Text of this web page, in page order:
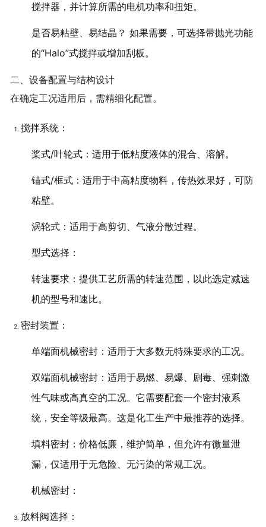
搅拌器，并计算所需的电机功率和扭矩。
是否易粘壁、易结晶？ 如果需要，可选择带抛光功能
的“Halo”式搅拌或增加刮板。
二、设备配置与结构设计
在确定工况适用后，需精细化配置。
搅拌系统：
桨式/叶轮式：适用于低粘度液体的混合、溶解。
锚式/框式：适用于中高粘度物料，传热效果好，可防
粘壁。
涡轮式：适用于高剪切、气液分散过程。
型式选择：
转速要求：提供工艺所需的转速范围，以此选定减速
机的型号和速比。
密封装置：
单端面机械密封：适用于大多数无特殊要求的工况。
双端面机械密封：适用于易燃、易爆、剧毒、强刺激
性气味或高真空的工况。它需要配套一个密封液系
统，安全等级最高。这是化工生产中最推荐的选择。
填料密封：价格低廉，维护简单，但允许有微量泄
漏，仅适用于无危险、无污染的常规工况。
机械密封：
放料阀选择：